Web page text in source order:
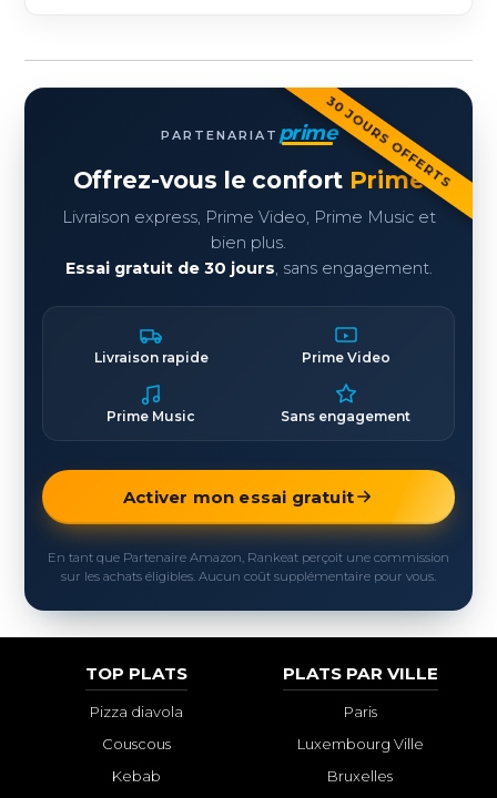
30 JOURS OFFERTS
PARTENARIAT prime
Offrez-vous le confort Prime
Livraison express, Prime Video, Prime Music et
bien plus.
Essai gratuit de 30 jours, sans engagement.
Livraison rapide Prime Video
Prime Music Sans engagement
Activer mon essai gratuit
En tant que Partenaire Amazon, Rankeat perçoit une commission
sur les achats éligibles. Aucun coût supplémentaire pour vous.
TOP PLATS
Pizza diavola
Couscous
Kebab
PLATS PAR VILLE
Paris
Luxembourg Ville
Bruxelles